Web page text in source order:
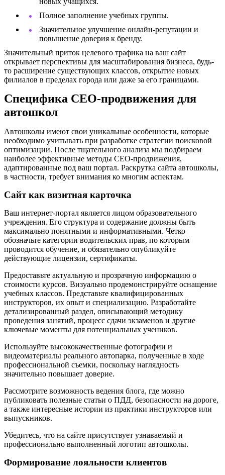
Полное заполнение учебных группы.
Значительное улучшение онлайн-репутации и
повышение доверия к бренду.
Значительный приток целевого трафика на ваш сайт
открывает перспективы для масштабирования бизнеса, будь-
то расширение существующих классов, открытие новых
филиалов в пределах города или даже за его границами.
Специфика СЕО-продвижения для
автошкол
Автошколы имеют свои уникальные особенности, которые
необходимо учитывать при разработке стратегии поисковой
оптимизации. После тщательного анализа мы подбираем
наиболее эффективные методы СЕО-продвижения,
адаптированные под ваш портал. Раскрутка сайта автошколы,
в частности, требует внимания ко многим аспектам.
Сайт как визитная карточка
Ваш интернет-портал является лицом образовательного
учреждения. Его структура и содержание должны быть
максимально понятными и информативными. Четко
обозначьте категории водительских прав, по которым
проводится обучение, и обязательно опубликуйте
действующие лицензии, сертификаты.
Предоставьте актуальную и прозрачную информацию о
стоимости курсов. Визуально продемонстрируйте оснащение
учебных классов. Представьте квалифицированных
инструкторов, их опыт и специализацию. Разработайте
детализированный раздел, описывающий методику
проведения занятий, процесс сдачи экзаменов и другие
ключевые моменты для потенциальных учеников.
Используйте высококачественные фотографии и
видеоматериалы реального автопарка, полученные в ходе
профессиональной съемки, поскольку наглядность
значительно повышает доверие.
Рассмотрите возможность ведения блога, где можно
публиковать полезные статьи о ПДД, безопасности на дороге,
а также интересные истории из практики инструкторов или
выпускников.
Убедитесь, что на сайте присутствует узнаваемый и
профессионально выполненный логотип автошколы.
Формирование лояльности клиентов